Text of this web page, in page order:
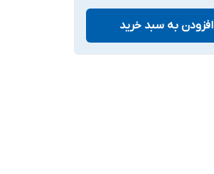
افزودن به سبد خرید